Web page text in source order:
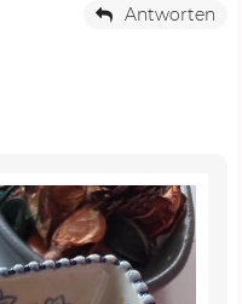
Antworten